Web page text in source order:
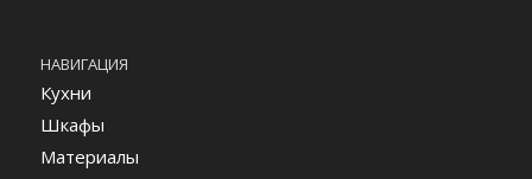
НАВИГАЦИЯ
Кухни
Шкафы
Материалы